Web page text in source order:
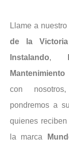
Llame a nuestro
de la Victoria
Instalando,
Mantenimiento
con
pondremos a
quienes
la marca